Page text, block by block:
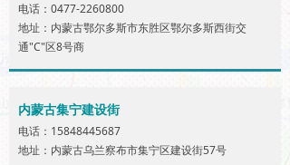
电话：0477-2260800
地址：内蒙古鄂尔多斯市东胜区鄂尔多斯西街交
通"C"区8号商
内蒙古集宁建设街
电话：15848445687
地址：内蒙古乌兰察布市集宁区建设街57号